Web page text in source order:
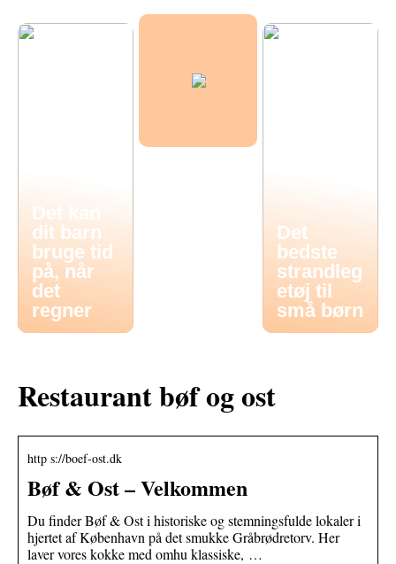
Det kan
dit barn
bruge tid
på, når
det
regner
Det
bedste
strandleg
etøj til
små børn
Restaurant bøf og ost
http s://boef-ost.dk
Bøf & Ost – Velkommen
Du finder Bøf & Ost i historiske og stemningsfulde lokaler i
hjertet af København på det smukke Gråbrødretorv. Her
laver vores kokke med omhu klassiske, …